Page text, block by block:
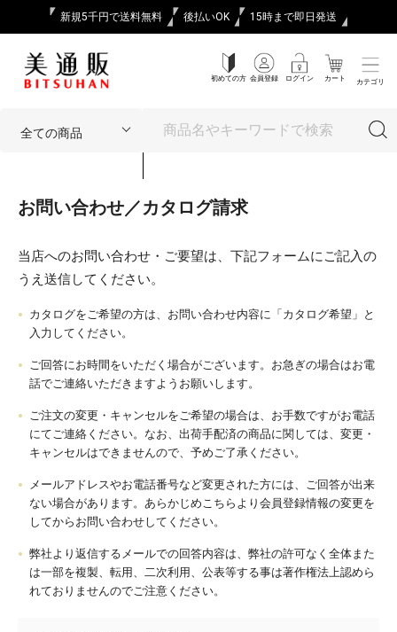
新規5千円で送料無料 後払いOK 15時まで即日発送
初めての方 会員登録 ログイン カート カテゴリ
お問い合わせ／カタログ請求
当店へのお問い合わせ・ご要望は、下記フォームにご記入の
うえ送信してください。
カタログをご希望の方は、お問い合わせ内容に「カタログ希望」と
入力してください。
ご回答にお時間をいただく場合がございます。お急ぎの場合はお電
話でご連絡いただきますようお願いします。
ご注文の変更・キャンセルをご希望の場合は、お手数ですがお電話
にてご連絡ください。なお、出荷手配済の商品に関しては、変更・
キャンセルはできませんので、予めご了承ください。
メールアドレスやお電話番号など変更された方には、ご回答が出来
ない場合があります。あらかじめこちらより会員登録情報の変更を
してからお問い合わせしてください。
弊社より返信するメールでの回答内容は、弊社の許可なく全体また
は一部を複製、転用、二次利用、公表等する事は著作権法上認めら
れておりませんのでご注意ください。